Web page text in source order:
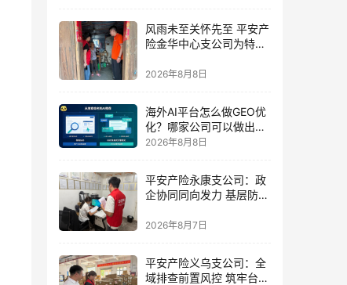
风雨未至关怀先至 平安产
险金华中心支公司为特殊
2026年8月8日
海外AI平台怎么做GEO优
化？哪家公司可以做出海
AI优化排名获客？
2026年8月8日
平安产险永康支公司：政
企协同同向发力 基层防控
2026年8月7日
平安产险义乌支公司：全
域排查前置风控 筑牢台风